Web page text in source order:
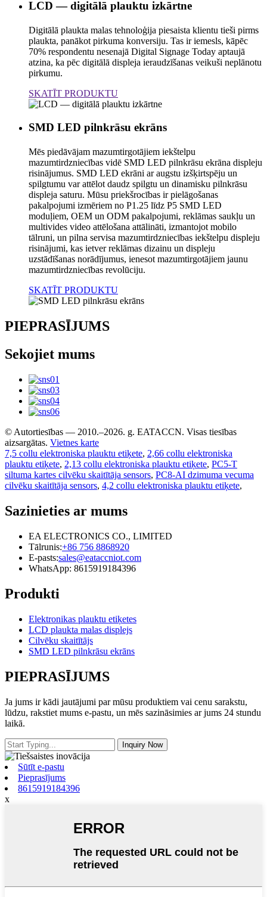
LCD — digitālā plauktu izkārtne
Digitālā plaukta malas tehnoloģija piesaista klientu tieši pirms
plaukta, panākot pirkuma konversiju. Tas ir iemesls, kāpēc
70% respondentu nesenajā Digital Signage Today aptaujā
atzina, ka pēc digitālā displeja ieraudzīšanas veikuši neplānotu
pirkumu.
SKATĪT PRODUKTU
SMD LED pilnkrāsu ekrāns
Mēs piedāvājam mazumtirgotājiem iekštelpu
mazumtirdzniecības vidē SMD LED pilnkrāsu ekrāna displeju
risinājumus. SMD LED ekrāni ar augstu izšķirtspēju un
spilgtumu var attēlot daudz spilgtu un dinamisku pilnkrāsu
displeja saturu. Mūsu priekšrocības ir pielāgošanas
pakalpojumi izmēriem no P1.25 līdz P5 SMD LED
moduļiem, OEM un ODM pakalpojumi, reklāmas saukļu un
multivides video attēlošana attālināti, izmantojot mobilo
tālruni, un pilna servisa mazumtirdzniecības iekštelpu displeju
risinājumi, kas ietver reklāmas dizainu un displeju
uzstādīšanas norādījumus, ienesot mazumtirgotājiem jaunu
mazumtirdzniecības revolūciju.
SKATĪT PRODUKTU
PIEPRASĪJUMS
Sekojiet mums
© Autortiesības — 2010.–2026. g. EATACCN. Visas tiesības
aizsargātas. Vietnes karte
7,5 collu elektroniska plauktu etiķete, 2,66 collu elektroniska
plauktu etiķete, 2,13 collu elektroniska plauktu etiķete, PC5-T
siltuma kartes cilvēku skaitītāja sensors, PC8-AI dzimuma vecuma
cilvēku skaitītāja sensors, 4,2 collu elektroniska plauktu etiķete,
Sazinieties ar mums
EA ELECTRONICS CO., LIMITED
Tālrunis:+86 756 8868920
E-pasts:sales@eataccniot.com
WhatsApp: 8615919184396
Produkti
Elektronikas plauktu etiķetes
LCD plaukta malas displejs
Cilvēku skaitītājs
SMD LED pilnkrāsu ekrāns
PIEPRASĪJUMS
Ja jums ir kādi jautājumi par mūsu produktiem vai cenu sarakstu,
lūdzu, rakstiet mums e-pastu, un mēs sazināsimies ar jums 24 stundu
laikā.
Sūtīt e-pastu
Pieprasījums
8615919184396
x